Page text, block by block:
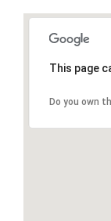
This page
Do you own